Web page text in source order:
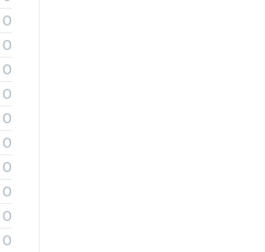
0
0
0
0
0
0
0
0
0
0